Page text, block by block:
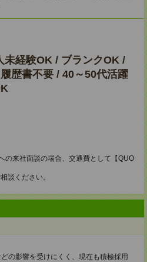
未経験OK / ブランクOK /
歴書不要 / 40～50代活躍
の来社面談の場合、交通費として【QUO
談ください。
の影響を受けにくく、現在も積極採用